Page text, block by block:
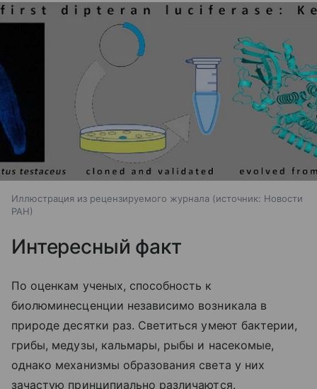
Иллюстрация из рецензируемого журнала источник: Новости
РАН
Интересный факт
По оценкам ученых, способность к
биолюминесценции независимо возникала в
природе десятки раз. Светиться умеют бактерии,
грибы, медузы, кальмары, рыбы и насекомые,
однако механизмы образования света у них
зачастую принципиально различаются.